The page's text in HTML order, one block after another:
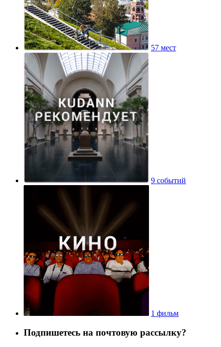
57 мест
9 событий
1 фильм
Подпишетесь на почтовую рассылку?